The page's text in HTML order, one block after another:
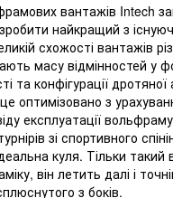
вантажів Intech
найкращий з
схожості вантажів
масу відмінностей у
та конфігурації
оптимізовано з
експлуатації
зі спортивного
куля. Тільки
він летить далі і
з боків.